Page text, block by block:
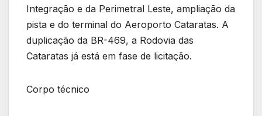
Integração e da Perimetral Leste, ampliação da
pista e do terminal do Aeroporto Cataratas. A
duplicação da BR-469, a Rodovia das
Cataratas já está em fase de licitação.
Corpo técnico